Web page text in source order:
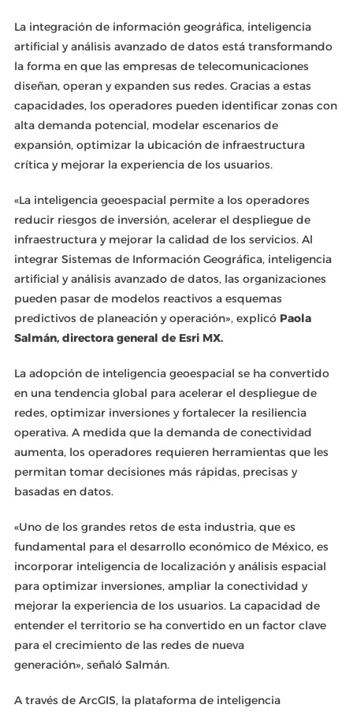
La integración de información geográfica, inteligencia
artificial y análisis avanzado de datos está transformando
la forma en que las empresas de telecomunicaciones
diseñan, operan y expanden sus redes. Gracias a estas
capacidades, los operadores pueden identificar zonas con
alta demanda potencial, modelar escenarios de
expansión, optimizar la ubicación de infraestructura
crítica y mejorar la experiencia de los usuarios.
«La inteligencia geoespacial permite a los operadores
reducir riesgos de inversión, acelerar el despliegue de
infraestructura y mejorar la calidad de los servicios. Al
integrar Sistemas de Información Geográfica, inteligencia
artificial y análisis avanzado de datos, las organizaciones
pueden pasar de modelos reactivos a esquemas
predictivos de planeación y operación», explicó Paola
Salmán, directora general de Esri MX.
La adopción de inteligencia geoespacial se ha convertido
en una tendencia global para acelerar el despliegue de
redes, optimizar inversiones y fortalecer la resiliencia
operativa. A medida que la demanda de conectividad
aumenta, los operadores requieren herramientas que les
permitan tomar decisiones más rápidas, precisas y
basadas en datos.
«Uno de los grandes retos de esta industria, que es
fundamental para el desarrollo económico de México, es
incorporar inteligencia de localización y análisis espacial
para optimizar inversiones, ampliar la conectividad y
mejorar la experiencia de los usuarios. La capacidad de
entender el territorio se ha convertido en un factor clave
para el crecimiento de las redes de nueva
generación», señaló Salmán.
A través de ArcGIS, la plataforma de inteligencia